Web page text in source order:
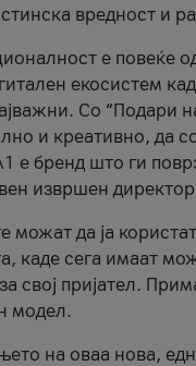
вредност и
е повеќе
екосистем
Со “Подари
и креативно, да
е бренд што ги
извршен
можат да ја
каде сега имаат
свој пријател.
модел.
на оваа нова,